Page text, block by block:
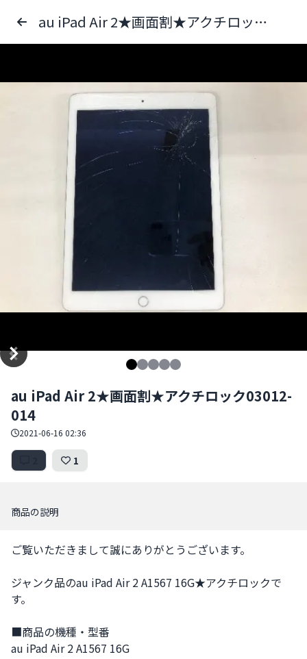
au iPad Air 2★画面割★アクチロック03012-014
au iPad Air 2★画面割★アクチロック03012-
014
2021-06-16 02:36
1
商品の説明
ご覧いただきまして誠にありがとうございます。
ジャンク品のau iPad Air 2 A1567 16G★アクチロックで
す。
■商品の機種・型番
au iPad Air 2 A1567 16G